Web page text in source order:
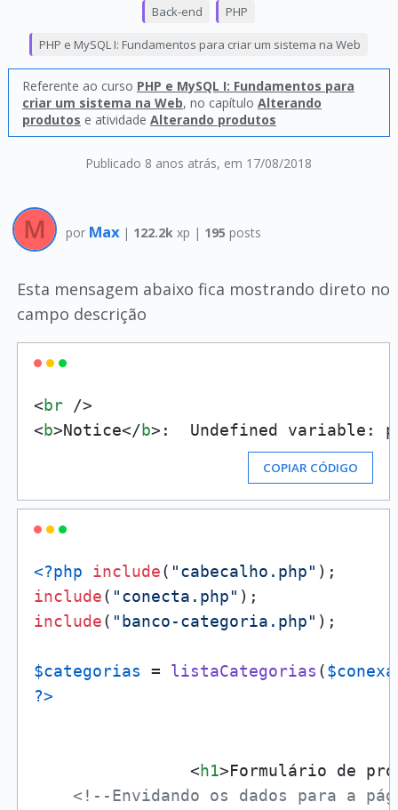
Publicado 8 anos atrás, em 17/08/2018
Back-end PHP
PHP e MySQL I: Fundamentos para criar um sistema na Web
Referente ao curso PHP e MySQL I: Fundamentos para
criar um sistema na Web, no capítulo Alterando
produtos e atividade Alterando produtos
por Max | 122.2k xp | 195 posts
Esta mensagem abaixo fica mostrando direto no
campo descrição
<br />
<b>Notice</b> :  Undefined variable:
COPIAR CÓDIGO
<?php include( "cabecalho.php"
include( "conecta.php"
include( "banco-categoria.php" );
$categorias = listaCategorias (
?>
<h1>Formulário de
<!--Envidando os dados para a